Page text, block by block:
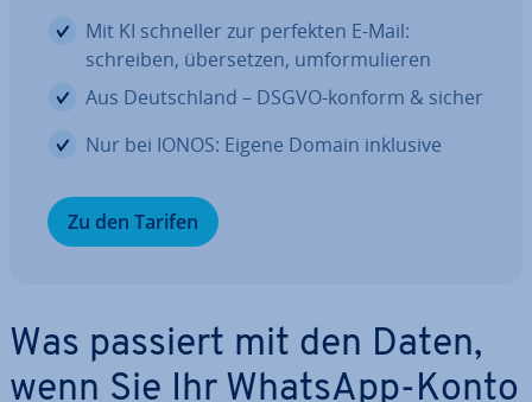
Mit KI schneller zur perfekten E-Mail:
schreiben, über­set­zen, um­for­mu­lie­ren
Aus Deutsch­land – DSGVO-konform & sicher
Nur bei IONOS: Eigene Domain inklusive
Zu den Tarifen
Was passiert mit den Daten,
wenn Sie Ihr WhatsApp-Konto